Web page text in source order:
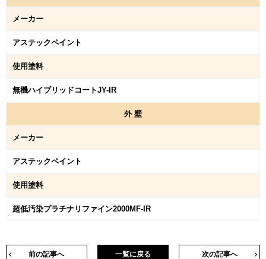
メーカー
アステックペイント
使用塗料
無機ハイブリッドコートJY-IR
外 壁
メーカー
アステックペイント
使用塗料
超低汚染プラチナリファイン2000MF-IR
前の記事へ 次の記事へ
一覧に戻る